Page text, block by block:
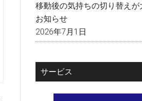
移動後の気持ちの切り替えが
お知らせ
2026年7月1日
サービス